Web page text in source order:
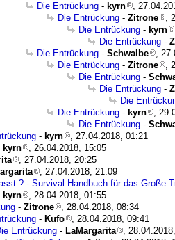
Die Entrückung - kyrn
,
Die Entrückung - Zitrone
,
Die Entrückung - kyrn
Die Entrückung -
Die Entrückung - Schwalbe
,
Die Entrückung - Zitrone
,
Die Entrückung -
Die Entrückung -
Die
Die Entrückung - kyrn
,
Die Entrückung -
- kyrn
, 27.04.2018, 01:21
kyrn
, 26.04.2018, 15:05
, 27.04.2018, 20:25
, 27.04.2018, 21:09
? - Survival Handbuch für das Große
kyrn
, 28.04.2018, 01:55
- Zitrone
, 28.04.2018, 08:34
- Kufo
, 28.04.2018, 09:41
Entrückung - LaMargarita
,